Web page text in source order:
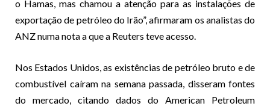
o Hamas, mas chamou a atenção para as instalações de
exportação de petróleo do Irão”, afirmaram os analistas do
ANZ numa nota a que a Reuters teve acesso.
Nos Estados Unidos, as existências de petróleo bruto e de
combustível caíram na semana passada, disseram fontes
do mercado, citando dados do American Petroleum